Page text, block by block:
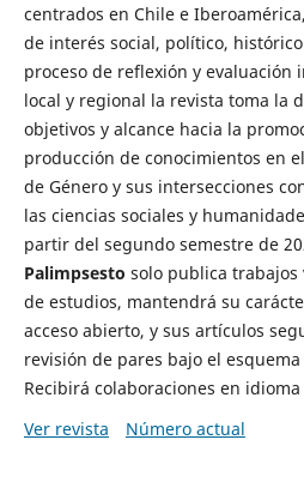
centrados en Chile e
de interés social, político,
proceso de reflexión y evaluación
local y regional la revista toma la
objetivos y alcance hacia la
producción de conocimientos en
de Género y sus intersecciones
las ciencias sociales y
partir del segundo semestre de
Palimpsesto solo publica trabajos
de estudios, mantendrá su
acceso abierto, y sus artículos
revisión de pares bajo el
Recibirá colaboraciones en
Ver revista
Número actual